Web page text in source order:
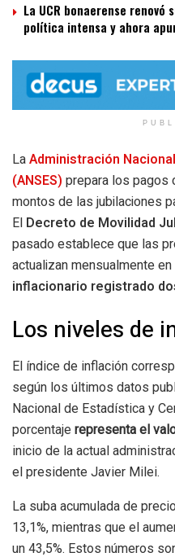
La UCR bonaerense renovó
política intensa y ahora
LaAdministración
(ANSES) prepara los pagos
montos de las jubilaciones
El Decreto de Movilidad
pasado establece que las
actualizan mensualmente
inflacionario registrado
Los niveles de
El índice de inflación
según los últimos datos
Nacional de Estadística y
porcentaje representa el
inicio de la actual
el presidente Javier Milei.
La suba acumulada de
13,1%, mientras que el
un 43,5%. Estos números